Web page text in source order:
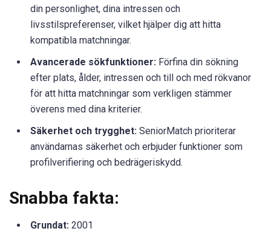
din personlighet, dina intressen och
livsstilspreferenser, vilket hjälper dig att hitta
kompatibla matchningar.
Avancerade sökfunktioner: Förfina din sökning
efter plats, ålder, intressen och till och med rökvanor
för att hitta matchningar som verkligen stämmer
överens med dina kriterier.
Säkerhet och trygghet: SeniorMatch prioriterar
användarnas säkerhet och erbjuder funktioner som
profilverifiering och bedrägeriskydd.
Snabba fakta:
Grundat: 2001